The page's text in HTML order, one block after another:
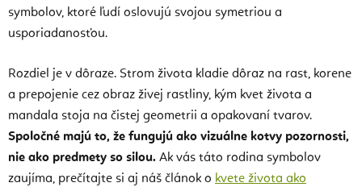
symbolov, ktoré ľudí oslovujú svojou symetriou a
usporiadanosťou.
Rozdiel je v dôraze. Strom života kladie dôraz na rast, korene
a prepojenie cez obraz živej rastliny, kým kvet života a
mandala stoja na čistej geometrii a opakovaní tvarov.
Spoločné majú to, že fungujú ako vizuálne kotvy pozornosti,
nie ako predmety so silou. Ak vás táto rodina symbolov
zaujíma, prečítajte si aj náš článok o kvete života ako